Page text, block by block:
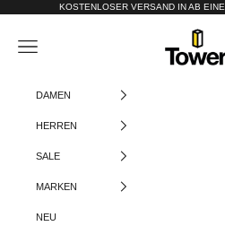
Zum Inhalt springenKOSTENLOSER VERSAND IN AB
Tower-
Menü
DAMEN
HERREN
SALE
MARKEN
NEU